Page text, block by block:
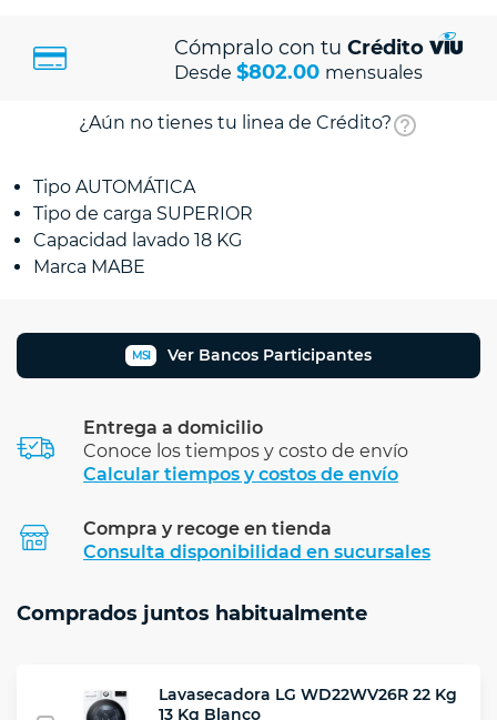
Cómpralo con tu Crédito
Desde $802.00 mensuales
¿Aún no tienes tu linea de Crédito?
Tipo AUTOMÁTICA
Tipo de carga SUPERIOR
Capacidad lavado 18 KG
Marca MABE
MSI Ver Bancos Participantes
Entrega a domicilio
Conoce los tiempos y costo de envío
Calcular tiempos y costos de envío
Compra y recoge en tienda
Consulta disponibilidad en sucursales
Comprados juntos habitualmente
Lavasecadora LG WD22WV26R 22 Kg
13 Kg Blanco